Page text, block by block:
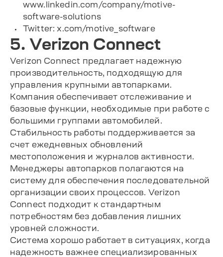
www.linkedin.com/company/motive-
software-solutions
Twitter: x.com/motive_software
5. Verizon Connect
Verizon Connect предлагает надежную
производительность, подходящую для
управления крупными автопарками.
Компания обеспечивает отслеживание и
базовые функции, необходимые при работе с
большими группами автомобилей.
Стабильность работы поддерживается за
счет ежедневных обновлений
местоположения и журналов активности.
Менеджеры автопарков полагаются на
систему для обеспечения последовательной
организации своих процессов. Verizon
Connect подходит к стандартным
потребностям без добавления лишних
уровней сложности.
Система хорошо работает в ситуациях, когда
надежность важнее специализированных